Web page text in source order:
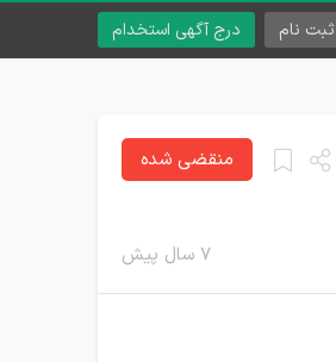
درج آگهی استخدام ثبت نام
۷ سال پیش
منقضی شده